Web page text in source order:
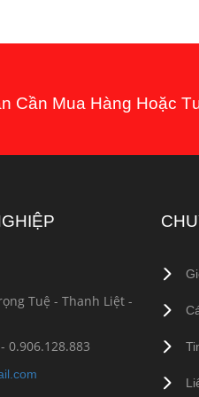
Cần Mua Hàng Hoặc
Tuệ - Thanh Liệt -
0.906.128.883